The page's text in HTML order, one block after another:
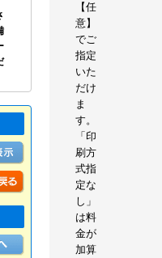
【任
意】
でご
指定
いた
だけ
ま
す。
「印
刷方
式指
定な
し」
は料
金が
加算